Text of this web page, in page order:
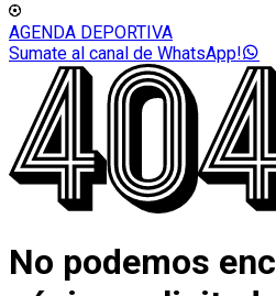
AGENDA DEPORTIVA
Sumate al canal de WhatsApp!
No podemos